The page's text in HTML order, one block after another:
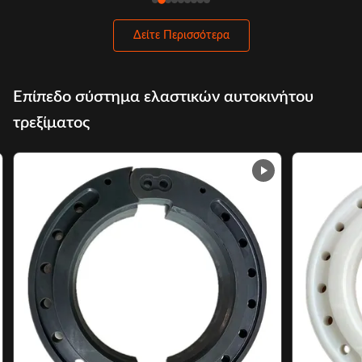
Δείτε Περισσότερα
Επίπεδο σύστημα ελαστικών αυτοκινήτου
τρεξίματος